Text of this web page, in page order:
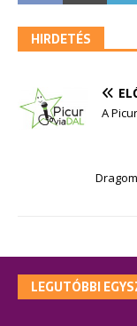
HIRDETÉS
A
LEGUTÓBBI